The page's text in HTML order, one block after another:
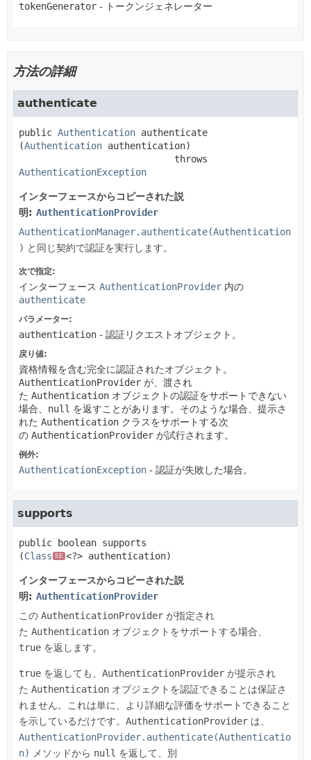
tokenGenerator - トークンジェネレーター
方法の詳細
authenticate
public Authentication authenticate
(Authentication authentication)
                            throws
AuthenticationException
インターフェースからコピーされた説
明: AuthenticationProvider
AuthenticationManager.authenticate(Authentication
) と同じ契約で認証を実行します。
次で指定:
インターフェース AuthenticationProvider 内の
authenticate
パラメーター:
authentication - 認証リクエストオブジェクト。
戻り値:
資格情報を含む完全に認証されたオブジェクト。
AuthenticationProvider が、渡され
た Authentication オブジェクトの認証をサポートできない
場合、 null を返すことがあります。そのような場合、提示さ
れた Authentication クラスをサポートする次
の AuthenticationProvider が試行されます。
例外:
AuthenticationException - 認証が失敗した場合。
supports
public boolean supports
(Class SE <?> authentication)
インターフェースからコピーされた説
明: AuthenticationProvider
この AuthenticationProvider が指定され
た Authentication オブジェクトをサポートする場合、
true を返します。
true を返しても、 AuthenticationProvider が提示され
た Authentication オブジェクトを認証できることは保証さ
れません。これは単に、より詳細な評価をサポートできること
を示しているだけです。 AuthenticationProvider は、
AuthenticationProvider.authenticate(Authenticatio
n)
メソッドから null を返して、別